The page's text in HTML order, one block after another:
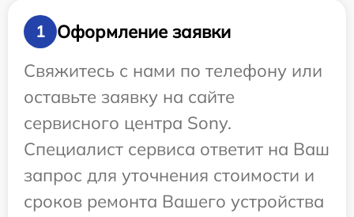
1
Оформление заявки
Свяжитесь с нами по телефону или
оставьте заявку на сайте
сервисного центра Sony.
Специалист сервиса ответит на Ваш
запрос для уточнения стоимости и
сроков ремонта Вашего устройства